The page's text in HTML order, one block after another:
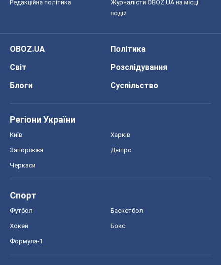
Редакційна політика
Журналісти OBOZ.UA на місці
подій
OBOZ.UA
Політика
Світ
Розслідування
Блоги
Суспільство
Регіони України
Київ Харків
Запоріжжя Дніпро
Черкаси
Спорт
Футбол Баскетбол
Хокей Бокс
Формула-1